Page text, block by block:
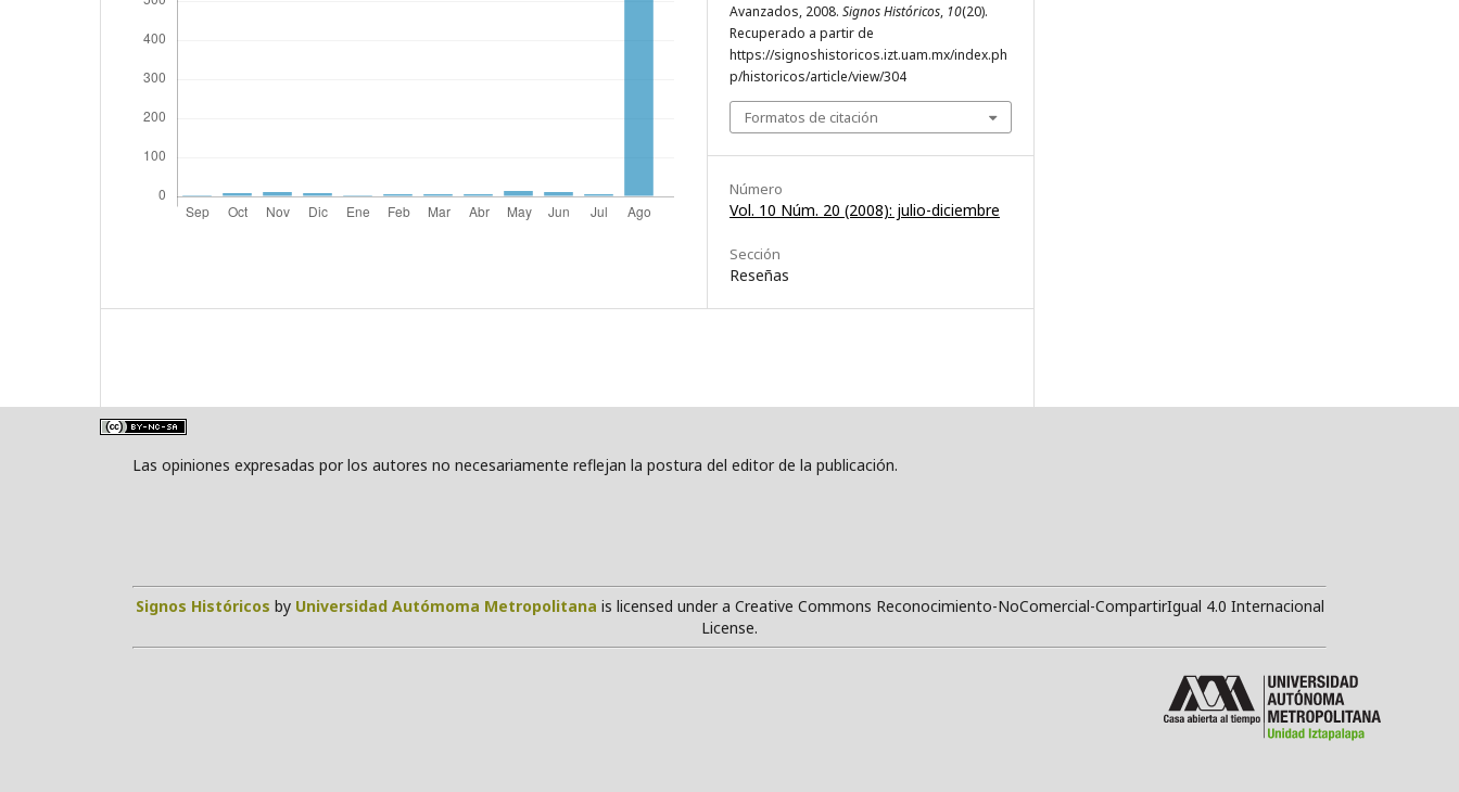
Avanzados, 2008. Signos Históricos, 10(20).
Recuperado a partir de
https://signoshistoricos.izt.uam.mx/index.ph
p/historicos/article/view/304
Formatos de citación
Número
Vol. 10 Núm. 20 (2008): julio-diciembre
Sección
Reseñas
Las opiniones expresadas por los autores no necesariamente reflejan la postura del editor de la publicación.
Signos Históricos by Universidad Autómoma Metropolitana is licensed under a Creative Commons Reconocimiento-NoComercial-CompartirIgual 4.0 Internacional
License.